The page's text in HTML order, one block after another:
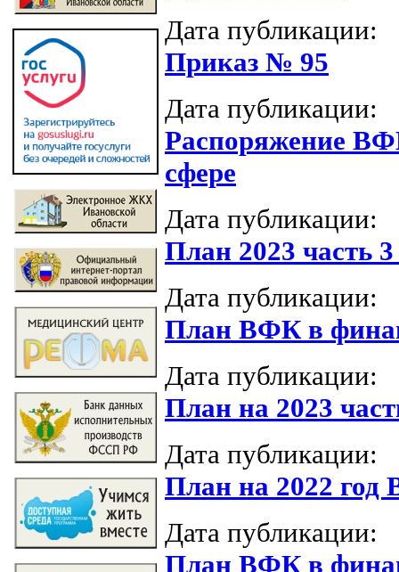
Дата публикации:
Приказ № 95
Дата публикации:
Распоряжение
сфере
Дата публикации:
План 2023 часть
Дата публикации:
План ВФК в
Дата публикации:
План на 2023
Дата публикации:
План на 2022
Дата публикации:
План ВФК в